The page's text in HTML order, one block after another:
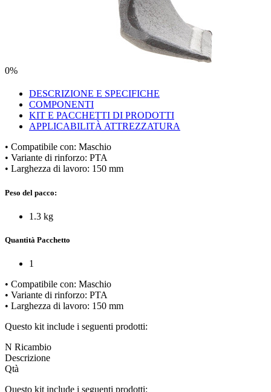
0%
DESCRIZIONE E SPECIFICHE
COMPONENTI
KIT E PACCHETTI DI PRODOTTI
APPLICABILITÀ ATTREZZATURA
• Compatibile con: Maschio
• Variante di rinforzo: PTA
• Larghezza di lavoro: 150 mm
Peso del pacco:
1.3 kg
Quantità Pacchetto
1
• Compatibile con: Maschio
• Variante di rinforzo: PTA
• Larghezza di lavoro: 150 mm
Questo kit include i seguenti prodotti:
N Ricambio
Descrizione
Qtà
Questo kit include i seguenti prodotti: